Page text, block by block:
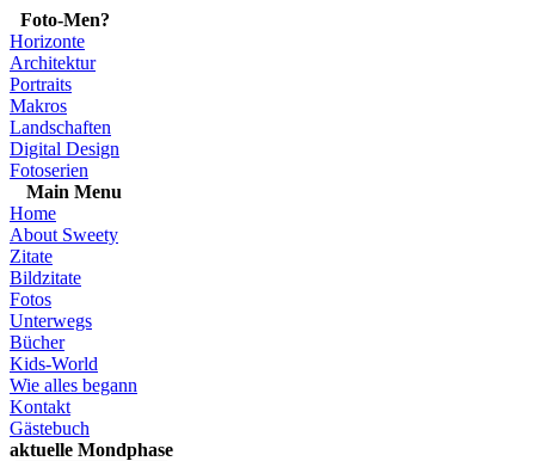
Foto-Men?
Horizonte
Architektur
Portraits
Makros
Landschaften
Digital Design
Fotoserien
Main Menu
Home
About Sweety
Zitate
Bildzitate
Fotos
Unterwegs
Bücher
Kids-World
Wie alles begann
Kontakt
Gästebuch
aktuelle Mondphase